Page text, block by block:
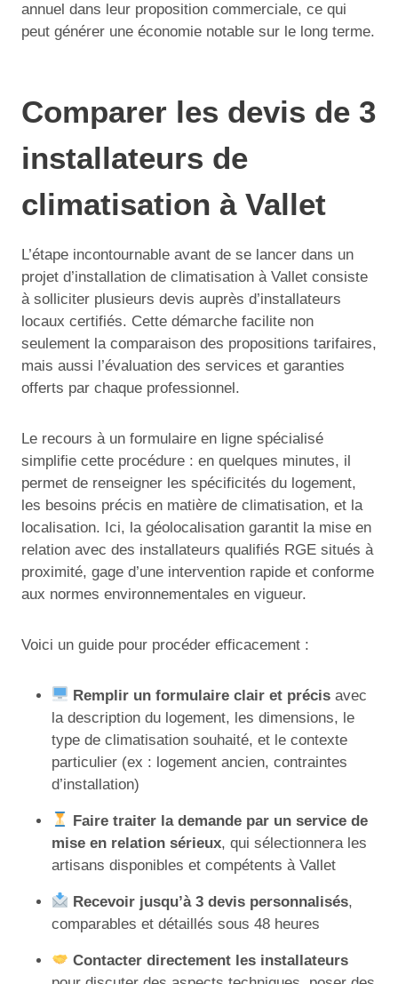
annuel dans leur proposition commerciale, ce qui
peut générer une économie notable sur le long terme.
Comparer les devis de 3
installateurs de
climatisation à Vallet
L’étape incontournable avant de se lancer dans un
projet d’installation de climatisation à Vallet consiste
à solliciter plusieurs devis auprès d’installateurs
locaux certifiés. Cette démarche facilite non
seulement la comparaison des propositions tarifaires,
mais aussi l’évaluation des services et garanties
offerts par chaque professionnel.
Le recours à un formulaire en ligne spécialisé
simplifie cette procédure : en quelques minutes, il
permet de renseigner les spécificités du logement,
les besoins précis en matière de climatisation, et la
localisation. Ici, la géolocalisation garantit la mise en
relation avec des installateurs qualifiés RGE situés à
proximité, gage d’une intervention rapide et conforme
aux normes environnementales en vigueur.
Voici un guide pour procéder efficacement :
Remplir un formulaire clair et précis avec
la description du logement, les dimensions, le
type de climatisation souhaité, et le contexte
particulier (ex : logement ancien, contraintes
d’installation)
Faire traiter la demande par un service de
mise en relation sérieux, qui sélectionnera les
artisans disponibles et compétents à Vallet
Recevoir jusqu’à 3 devis personnalisés,
comparables et détaillés sous 48 heures
Contacter directement les installateurs